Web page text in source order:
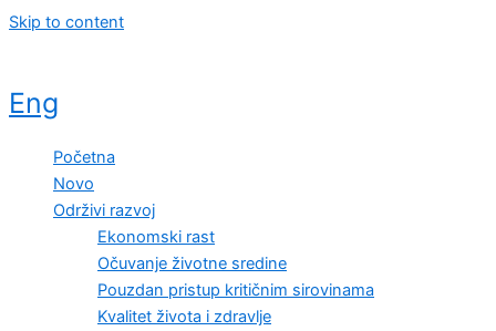
Skip to content
Eng
Početna
Novo
Održivi razvoj
Ekonomski rast
Očuvanje životne sredine
Pouzdan pristup kritičnim sirovinama
Kvalitet života i zdravlje